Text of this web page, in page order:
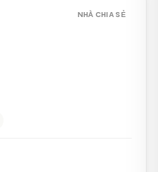
NHÀ CHIA SẺ